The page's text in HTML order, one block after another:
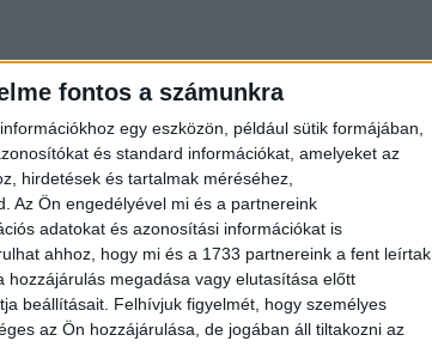
fontos a számunkra
egy eszközön, például sütik formájában,
és standard információkat, amelyeket az
hirdetések és tartalmak méréséhez,
Az Ön engedélyével mi és a partnereink
adatokat és azonosítási információkat is
ahhoz, hogy mi és a 1733 partnereink a fent leírtak
megadása vagy elutasítása előtt
beállításait. Felhívjuk figyelmét, hogy személyes
az Ön hozzájárulása, de jogában áll tiltakozni az